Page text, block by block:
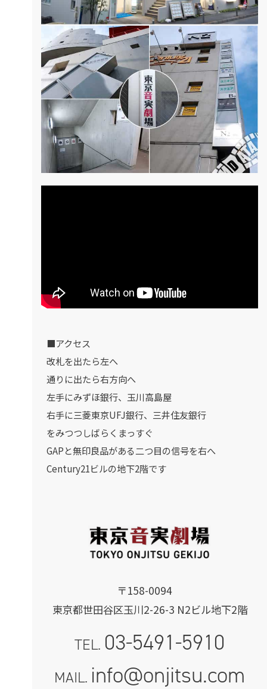
〒158-0094
東京都世田谷区玉川2-26-3 N2ビル地下2階
TEL. 03-5491-5910
MAIL. info@onjitsu.com
■アクセス
改札を出たら左へ
通りに出たら右方向へ
左手にみずほ銀行、玉川高島屋
右手に三菱東京UFJ銀行、三井住友銀行
をみつつしばらくまっすぐ
GAPと無印良品がある二つ目の信号を右へ
Century21ビルの地下2階です